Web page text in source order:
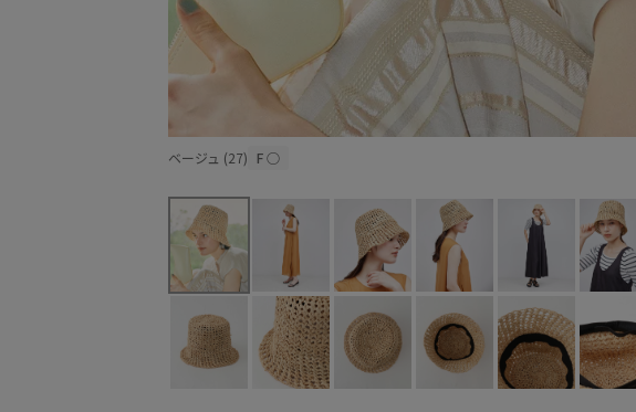
ベージュ (27) F○